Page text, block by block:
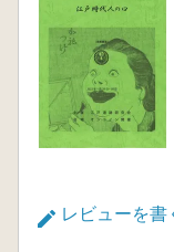
レビューを書